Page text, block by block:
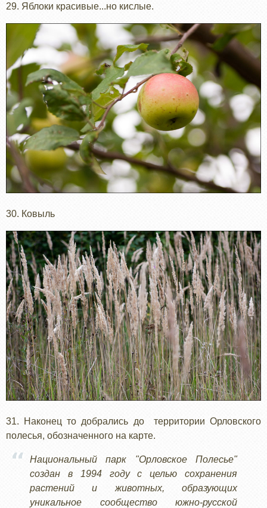
29. Яблоки красивые...но кислые.
30. Ковыль
31. Наконец то добрались до территории Орловского
полесья, обозначенного на карте.
Национальный парк "Орловское Полесье"
создан в 1994 году с целью сохранения
растений и животных, образующих
уникальное сообщество южно-русской